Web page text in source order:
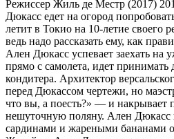
Режиссер Жиль де Местр (2017)
Дюкасс едет на огород
летит в Токио на 10-летие своего
ведь надо рассказать ему, как
Ален Дюкасс успевает заехать на
прямо с самолета, идет принимать
кондитера. Архитектор
перед Дюкассом чертежи, но
что вы, а поесть?» — и накрывает
нешуточную поляну. Ален Дюкасс
сардинами и жареными бананами